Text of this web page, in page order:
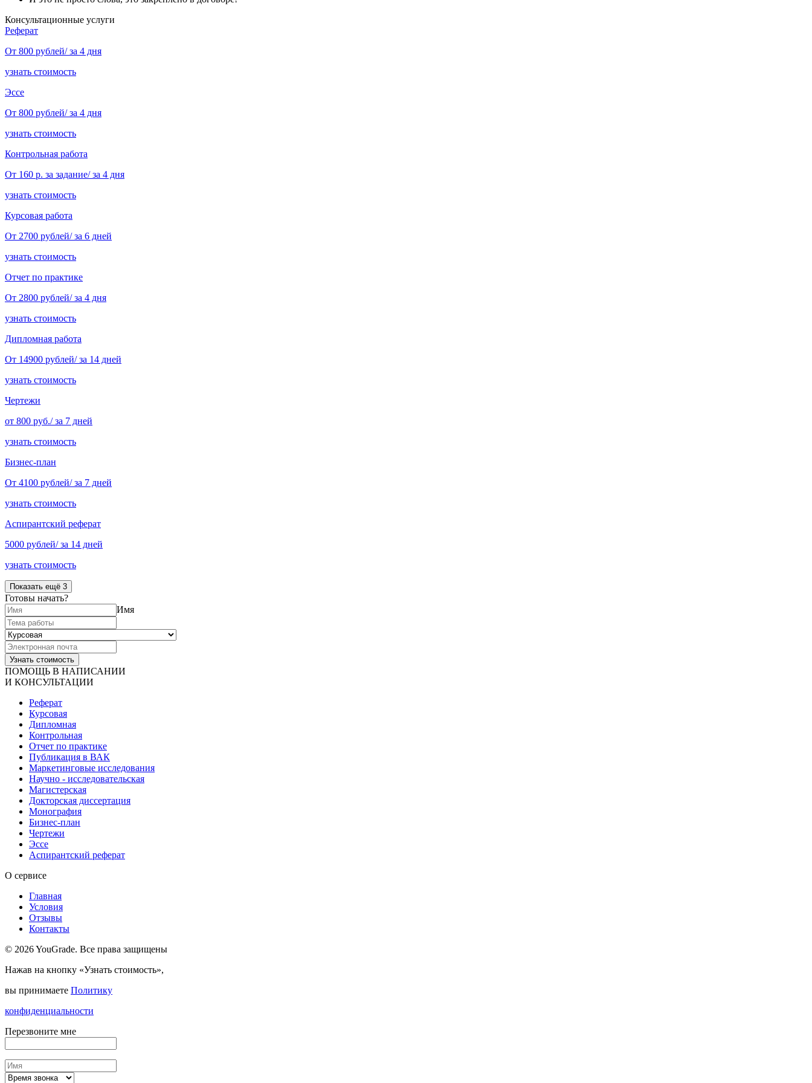
Консультационные услуги
Реферат
От 800 рублей/ за 4 дня
узнать стоимость
Эссе
От 800 рублей/ за 4 дня
узнать стоимость
Контрольная работа
От 160 р. за задание/ за 4 дня
узнать стоимость
Курсовая работа
От 2700 рублей/ за 6 дней
узнать стоимость
Отчет по практике
От 2800 рублей/ за 4 дня
узнать стоимость
Дипломная работа
От 14900 рублей/ за 14 дней
узнать стоимость
Чертежи
от 800 руб./ за 7 дней
узнать стоимость
Бизнес-план
От 4100 рублей/ за 7 дней
узнать стоимость
Аспирантский реферат
5000 рублей/ за 14 дней
узнать стоимость
Показать ещё 3
Готовы начать?
Имя
ПОМОЩЬ В НАПИСАНИИ
И КОНСУЛЬТАЦИИ
Реферат
Курсовая
Дипломная
Контрольная
Отчет по практике
Публикация в ВАК
Маркетинговые исследования
Научно - исследовательская
Магистерская
Докторская диссертация
Монография
Бизнес-план
Чертежи
Эссе
Аспирантский реферат
О сервисе
Главная
Условия
Отзывы
Контакты
© 2026 YouGrade. Все права защищены
Нажав на кнопку «Узнать стоимость»,
вы принимаете Политику
конфиденциальности
Перезвоните мне